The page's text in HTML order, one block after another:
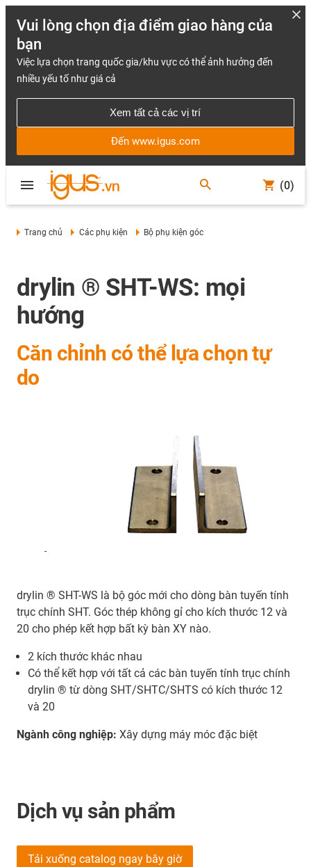
Vui lòng chọn địa điểm giao hàng của
bạn
Việc lựa chọn trang quốc gia/khu vực có thể ảnh hưởng đến
nhiều yếu tố như giá cả
Xem tất cả các vị trí
Đến www.igus.com
(0)
Trang chủ Các phụ kiện Bộ phụ kiện góc
drylin ® SHT-WS: mọi
hướng
Căn chỉnh có thể lựa chọn tự
do
-
drylin ® SHT-WS là bộ góc mới cho dòng bàn tuyến tính
trục chính SHT. Góc thép không gỉ cho kích thước 12 và
20 cho phép kết hợp bất kỳ bàn XY nào.
2 kích thước khác nhau
Có thể kết hợp với tất cả các bàn tuyến tính trục chính
drylin ® từ dòng SHT/SHTC/SHTS có kích thước 12
và 20
Ngành công nghiệp: Xây dựng máy móc đặc biệt
Dịch vụ sản phẩm
Tải xuống catalog ngay bây giờ